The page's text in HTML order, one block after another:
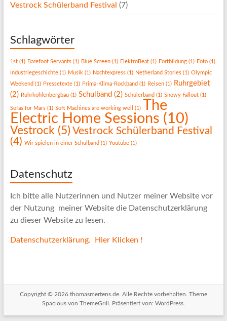
Vestrock Schülerband Festival (7)
Schlagwörter
1st(1) Barefoot Servants(1) Blue Screen(1) ElektroBeat(1) Fortbildung(1) Foto(1)
Industriegeschichte(1) Musik (1) Nachtexpress(1) Netherland Stories(1) Olympic
Weekend (1) Pressetexte(1) Prima-Klima-Rockband (1) Reisen(1) Ruhrgebiet
(2) Ruhrkohlenbergbau(1) Schulband (2) Schülerband (1) Snowy Fallout(1)
Sofas for Mars(1) Soft Machines are working well (1) The
Electric Home Sessions (10)
Vestrock (5) Vestrock Schülerband Festival
(4) Wir spielen in einer Schulband (1) Youtube(1)
Datenschutz
Ich bitte alle Nutzerinnen und Nutzer meiner Website vor
der Nutzung meiner Website die Datenschutzerklärung
zu dieser Website zu lesen.
Datenschutzerklärung. Hier Klicken !
Copyright © 2026 thomasmertens.de. Alle Rechte vorbehalten. Theme
Spaciousvon ThemeGrill. Präsentiert von: WordPress.